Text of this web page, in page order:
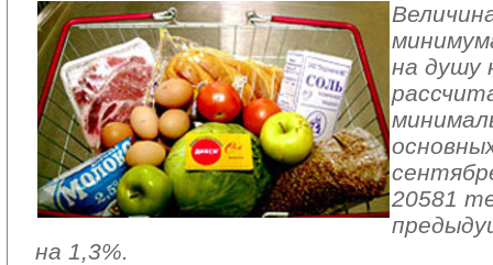
на душу
20581
на 1,3%.